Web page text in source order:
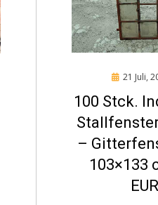
Posted
21 Juli,
100 Stck.
–
103×133